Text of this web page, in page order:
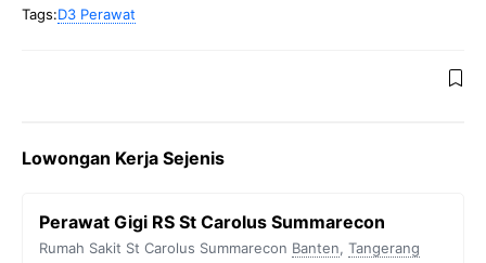
Tags:D3 Perawat
Lowongan Kerja Sejenis
Perawat Gigi RS St Carolus Summarecon
Rumah Sakit St Carolus Summarecon Banten, Tangerang